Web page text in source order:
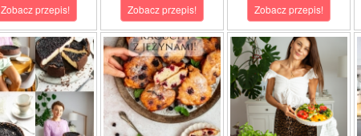
Zobacz przepis! Zobacz przepis! Zobacz przepis!